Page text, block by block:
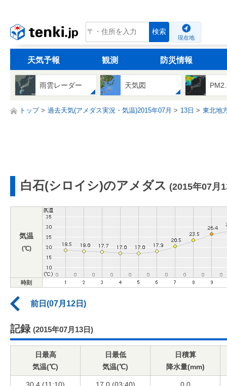
tenki.jp 検索
現在地
天気予報 観測 防災情報
雨雲レーダー 天気図
トップ 過去天気(アメダス実況・気温)2015年07月 13日 東北地
白石(シロイシ)のアメダス (2015年07月
気温
(℃)
時刻
前日(07月12日)
記録 (2015年07月13日)
日最高
気温(℃)
日最低
気温(℃)
日積算
降水量(mm)
30.4 (11:10) 17.0 (03:40) 0.0